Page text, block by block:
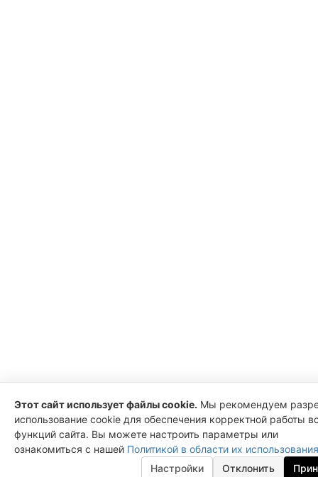
Этот сайт использует файлы cookie. Мы рекомендуем
использование cookie для обеспечения корректной работы
функций сайта. Вы можете настроить параметры или
ознакомиться с нашей Политикой в области их
Настройки
Отклонить